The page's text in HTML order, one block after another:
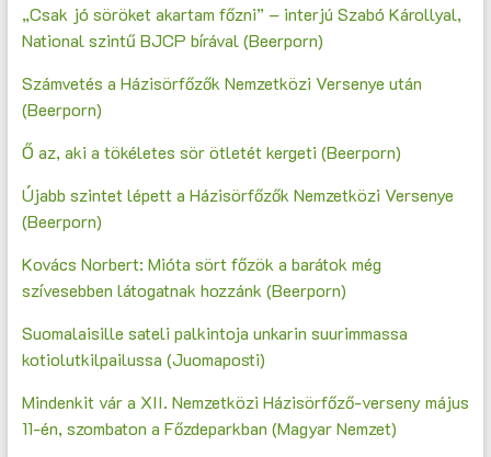
„Csak jó söröket akartam főzni” – interjú Szabó Károllyal,
National szintű BJCP bírával (Beerporn)
Számvetés a Házisörfőzők Nemzetközi Versenye után
(Beerporn)
Ő az, aki a tökéletes sör ötletét kergeti (Beerporn)
Újabb szintet lépett a Házisörfőzők Nemzetközi Versenye
(Beerporn)
Kovács Norbert: Mióta sört főzök a barátok még
szívesebben látogatnak hozzánk (Beerporn)
Suomalaisille sateli palkintoja unkarin suurimmassa
kotiolutkilpailussa (Juomaposti)
Mindenkit vár a XII. Nemzetközi Házisörfőző-verseny május
11-én, szombaton a Főzdeparkban (Magyar Nemzet)